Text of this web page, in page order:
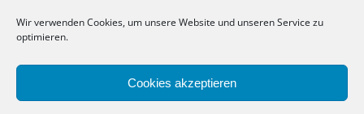
Wir verwenden Cookies, um unsere Website und unseren Service zu
optimieren.
Cookies akzeptieren